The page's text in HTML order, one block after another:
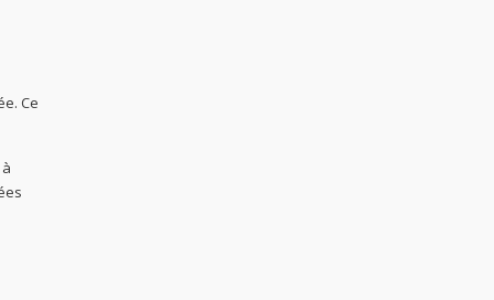
Ce